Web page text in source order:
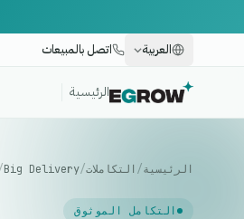
العربية
اتصل بالمبيعات
الرئيسية
الرئيسية/ التكاملات/
Big Delivery
التكامل الموثوق